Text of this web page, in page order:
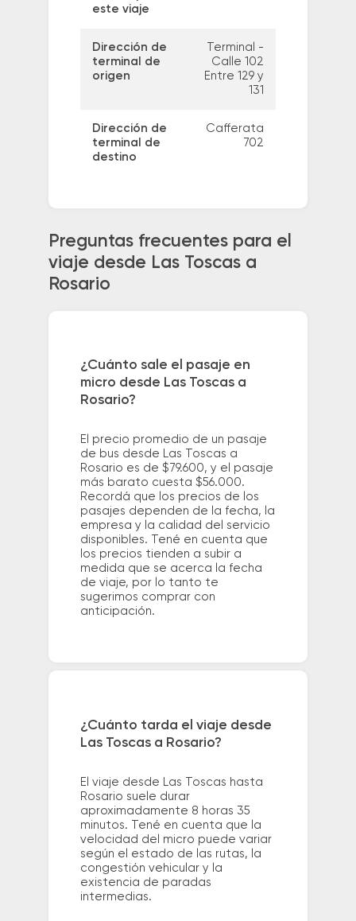
este viaje
Dirección de
terminal de
origen
Terminal -
Calle 102
Entre 129 y
131
Dirección de
terminal de
destino
Cafferata
702
Preguntas frecuentes para el
viaje desde Las Toscas a
Rosario
¿Cuánto sale el pasaje en
micro desde Las Toscas a
Rosario?
El precio promedio de un pasaje
de bus desde Las Toscas a
Rosario es de $79.600, y el pasaje
más barato cuesta $56.000.
Recordá que los precios de los
pasajes dependen de la fecha, la
empresa y la calidad del servicio
disponibles. Tené en cuenta que
los precios tienden a subir a
medida que se acerca la fecha
de viaje, por lo tanto te
sugerimos comprar con
anticipación.
¿Cuánto tarda el viaje desde
Las Toscas a Rosario?
El viaje desde Las Toscas hasta
Rosario suele durar
aproximadamente 8 horas 35
minutos. Tené en cuenta que la
velocidad del micro puede variar
según el estado de las rutas, la
congestión vehicular y la
existencia de paradas
intermedias.